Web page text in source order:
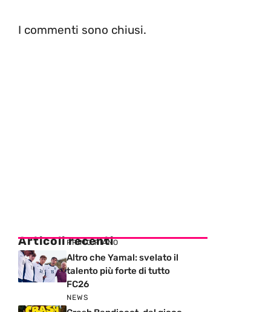
I commenti sono chiusi.
Articoli recenti
PRIMO PIANO
Altro che Yamal: svelato il
talento più forte di tutto
FC26
NEWS